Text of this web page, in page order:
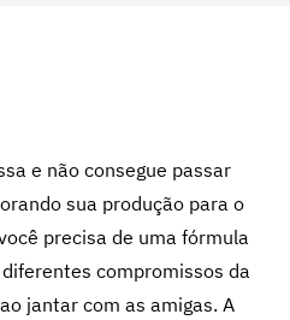
e não consegue passar
sua produção para o
precisa de uma fórmula
compromissos da
jantar com as amigas. A